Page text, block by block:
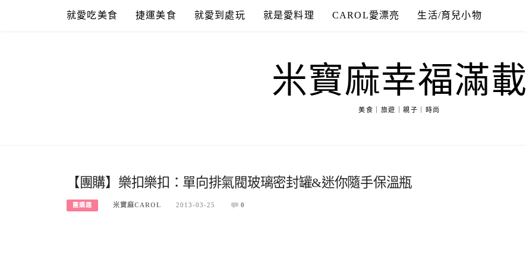
就愛吃美食 捷運美食 就愛到處玩 就是愛料理 CAROL愛漂亮 生活/育兒小物
米寶麻幸福滿載
美食｜旅遊｜親子｜時尚
【團購】樂扣樂扣：單向排氣閥玻璃密封罐&迷你隨手保溫瓶
團購趣 米寶麻CAROL 2013-03-25 0